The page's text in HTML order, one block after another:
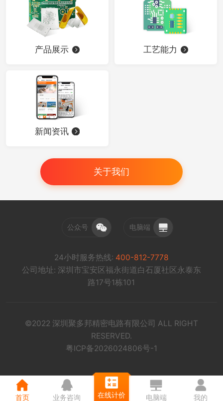
产品展示 工艺能力
新闻资讯
关于我们
公众号 电脑端
24小时服务热线: 400-812-7778
公司地址: 深圳市宝安区福永街道白石厦社区永泰东
路17号1栋101
©2022 深圳聚多邦精密电路有限公司 ALL RIGHT
RESERVED.
粤ICP备2026024806号-1
首页 业务咨询 在线计价 电脑端 我的